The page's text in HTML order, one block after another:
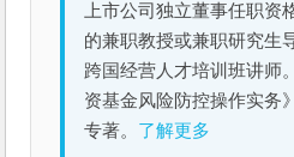
上市公司独立董事任职资
的兼职教授或兼职研究生
跨国经营人才培训班讲师
资基金风险防控操作实务
专著。 了解更多